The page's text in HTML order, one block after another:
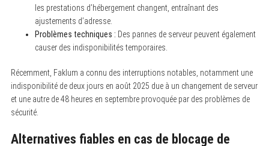
les prestations d’hébergement changent, entraînant des
ajustements d’adresse.
Problèmes techniques : Des pannes de serveur peuvent également
causer des indisponibilités temporaires.
Récemment, Faklum a connu des interruptions notables, notamment une
indisponibilité de deux jours en août 2025 due à un changement de serveur
et une autre de 48 heures en septembre provoquée par des problèmes de
sécurité.
Alternatives fiables en cas de blocage de